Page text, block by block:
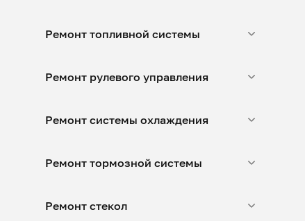
Ремонт топливной системы
Ремонт рулевого управления
Ремонт системы охлаждения
Ремонт тормозной системы
Ремонт стекол